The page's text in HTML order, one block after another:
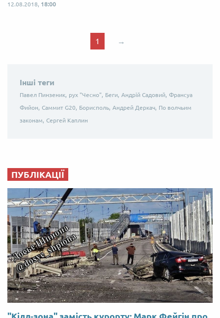
12.08.2018, 18:00
1 →
Інші теги
Павел Пинзеник, рух "Чесно", Беги, Андрій Садовий, Франсуа
Фийон, Саммит G20, Борисполь, Андрей Деркач, По волчьим
законам, Сергей Каплин
ПУБЛІКАЦІЇ